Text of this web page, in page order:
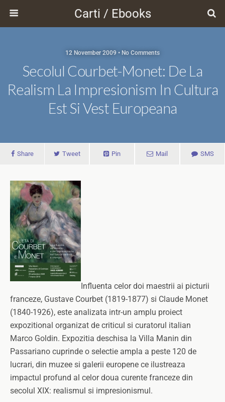
Carti / Ebooks
12 November 2009 • No Comments
Secolul Courbet-Monet: De La
Realism La Impresionism In Cultura
Est Si Vest Europeana
Share Tweet Pin Mail SMS
Influenta celor doi maestrii ai picturii
franceze, Gustave Courbet (1819-1877) si Claude Monet
(1840-1926), este analizata intr-un amplu proiect
expozitional organizat de criticul si curatorul italian
Marco Goldin. Expozitia deschisa la Villa Manin din
Passariano cuprinde o selectie ampla a peste 120 de
lucrari, din muzee si galerii europene ce ilustreaza
impactul profund al celor doua curente franceze din
secolul XIX: realismul si impresionismul.